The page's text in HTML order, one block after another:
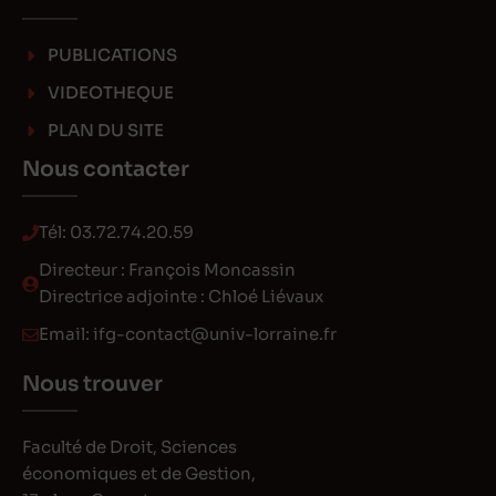
PUBLICATIONS
VIDEOTHEQUE
PLAN DU SITE
Nous contacter
Tél: 03.72.74.20.59
Directeur : François Moncassin
Directrice adjointe : Chloé Liévaux
Email: ifg-contact@univ-lorraine.fr
Nous trouver
Faculté de Droit, Sciences
économiques et de Gestion,